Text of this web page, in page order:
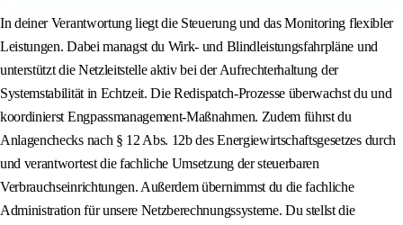
In deiner Verantwortung liegt die Steuerung und das Monitoring flexibler
Leistungen. Dabei managst du Wirk- und Blindleistungsfahrpläne und
unterstützt die Netzleitstelle aktiv bei der Aufrechterhaltung der
Systemstabilität in Echtzeit. Die Redispatch-Prozesse überwachst du und
koordinierst Engpassmanagement-Maßnahmen. Zudem führst du
Anlagenchecks nach § 12 Abs. 12b des Energiewirtschaftsgesetzes durch
und verantwortest die fachliche Umsetzung der steuerbaren
Verbrauchseinrichtungen. Außerdem übernimmst du die fachliche
Administration für unsere Netzberechnungssysteme. Du stellst die